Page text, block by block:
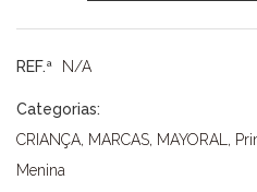
MAYORAL
REF.ª N/A
Categorias:
CRIANÇA, MARCAS, MAYORAL,
Menina